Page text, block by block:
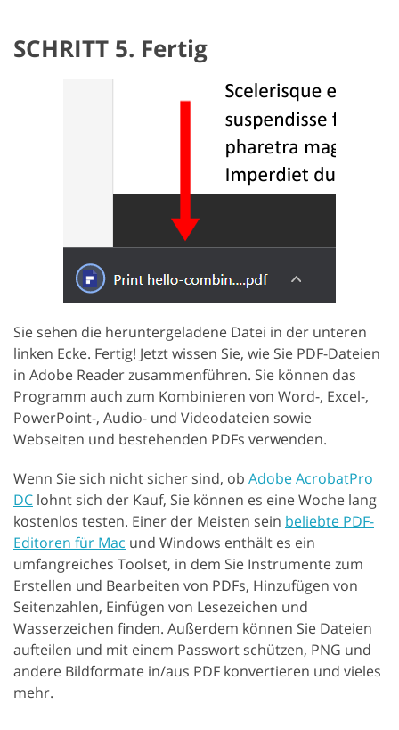
SCHRITT 5. Fertig
Sie sehen die heruntergeladene Datei in der unteren
linken Ecke. Fertig! Jetzt wissen Sie, wie Sie PDF-Dateien
in Adobe Reader zusammenführen. Sie können das
Programm auch zum Kombinieren von Word-, Excel-,
PowerPoint-, Audio- und Videodateien sowie
Webseiten und bestehenden PDFs verwenden.
Wenn Sie sich nicht sicher sind, ob Adobe AcrobatPro
DC lohnt sich der Kauf, Sie können es eine Woche lang
kostenlos testen. Einer der Meisten sein beliebte PDF-
Editoren für Mac und Windows enthält es ein
umfangreiches Toolset, in dem Sie Instrumente zum
Erstellen und Bearbeiten von PDFs, Hinzufügen von
Seitenzahlen, Einfügen von Lesezeichen und
Wasserzeichen finden. Außerdem können Sie Dateien
aufteilen und mit einem Passwort schützen, PNG und
andere Bildformate in/aus PDF konvertieren und vieles
mehr.